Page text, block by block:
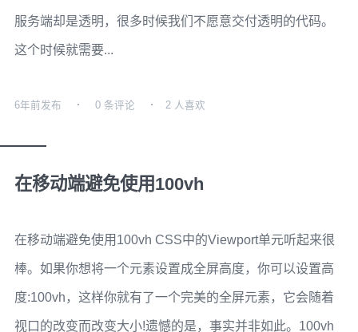
服务端却是透明，很多时候我们不愿意交付透明的代码。
这个时候就需要...
6年前发布 0 条评论 2 人喜欢
在移动端避免使用100vh
在移动端避免使用100vh CSS中的Viewport单元听起来很
棒。如果你想将一个元素设置成全屏高度，你可以设置高
度:100vh，这样你就有了一个完美的全屏元素，它会随着
视口的改变而改变大小!遗憾的是，事实并非如此。100vh